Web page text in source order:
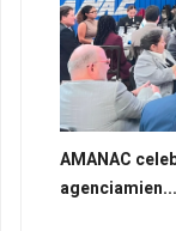
AMANAC
agenciamien...